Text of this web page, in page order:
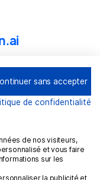
sans accepter
de confidentialité
de nos visiteurs,
et vous faire
sur les
la publicité et